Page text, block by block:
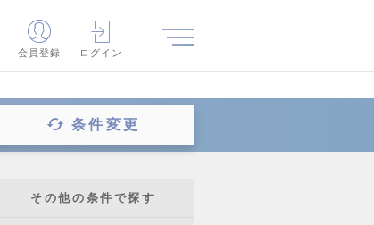
会員登録 ログイン
条件変更
その他の条件で探す